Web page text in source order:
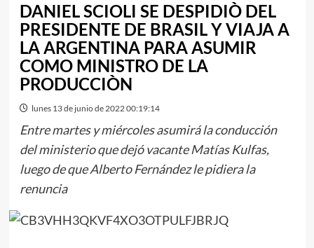
DANIEL SCIOLI SE DESPIDIÒ DEL
PRESIDENTE DE BRASIL Y VIAJA A
LA ARGENTINA PARA ASUMIR
COMO MINISTRO DE LA
PRODUCCIÒN
lunes 13 de junio de 2022 00:19:14
Entre martes y miércoles asumirá la conducción
del ministerio que dejó vacante Matías Kulfas,
luego de que Alberto Fernández le pidiera la
renuncia